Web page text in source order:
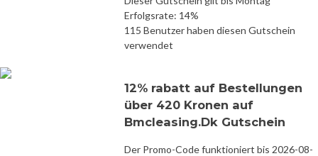
Erfolgsrate: 14%
115 Benutzer haben diesen Gutschein
verwendet
12% rabatt auf Bestellungen
über 420 Kronen auf
Bmcleasing.Dk Gutschein
Der Promo-Code funktioniert bis 2026-08-